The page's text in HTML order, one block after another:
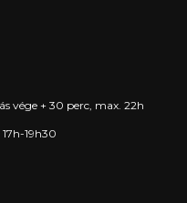
vége + 30 perc, max. 22h
19h30